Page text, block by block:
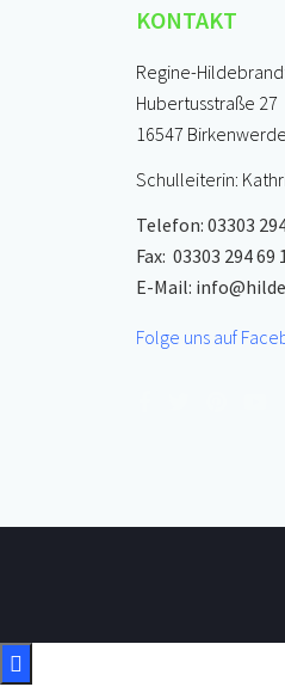
KONTAKT
Regine-
Hubertusstraße 27
16547
Schulleiterin:
Telefon: 03303
Fax: 03303 294 69
E-Mail:
Folge uns auf
